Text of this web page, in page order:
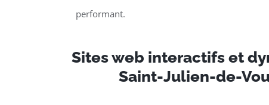
performant.
Sites web interactifs et
Saint-Julien-de-